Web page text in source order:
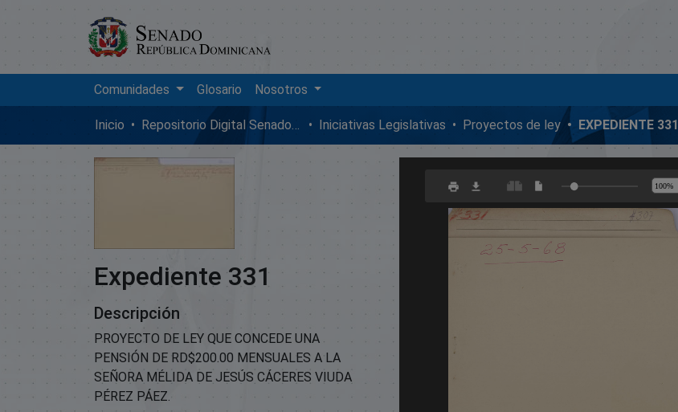
Comunidades Glosario Nosotros
Inicio Repositorio Digital SenadoRD Iniciativas Legislativas Proyectos de ley EXPEDIENTE 331
Expediente 331
Descripción
PROYECTO DE LEY QUE CONCEDE UNA
PENSIÓN DE RD$200.00 MENSUALES A LA
SEÑORA MÉLIDA DE JESÚS CÁCERES VIUDA
PÉREZ PÁEZ.